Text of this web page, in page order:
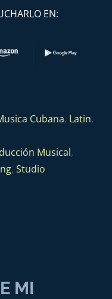
EN:
Cubana, Latin,
Musical,
, Studio
MI